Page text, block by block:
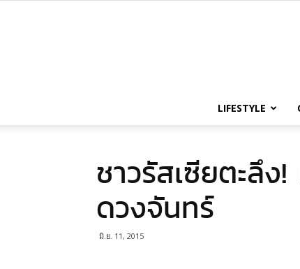
LIFESTYLE
ชาวรัสเซียตะลึง
ดวงจันทร์
มิ.ย. 11, 2015